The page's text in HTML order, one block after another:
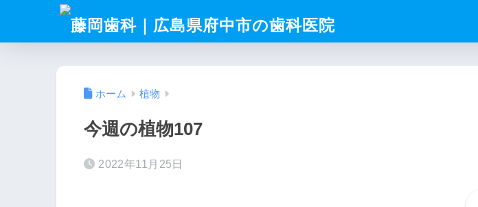
ホーム 植物
今週の植物107
2022年11月25日